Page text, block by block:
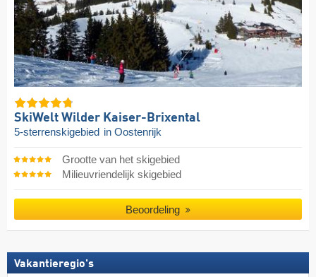
SkiWelt Wilder Kaiser-Brixental
5-sterrenskigebied in Oostenrijk
Grootte van het skigebied
Milieuvriendelijk skigebied
Beoordeling
Vakantieregio's